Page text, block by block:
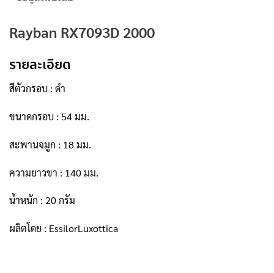
Rayban RX7093D 2000
รายละเอียด
สีตัวกรอบ : ดำ
ขนาดกรอบ : 54 มม.
สะพานจมูก : 18 มม.
ความยาวขา : 140 มม.
น้ำหนัก : 20 กรัม
ผลิตโดย : EssilorLuxottica